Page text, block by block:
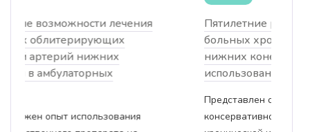
Пятилетние результаты лечения
больных хронической ишемией
нижних конечностей с
использованием генной терапии
консервативного лечения больных с